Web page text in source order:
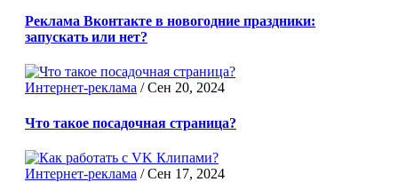
Реклама Вконтакте в новогодние праздники:
запускать или нет?
Интернет-реклама /Сен 20, 2024
Что такое посадочная страница?
Интернет-реклама /Сен 17, 2024